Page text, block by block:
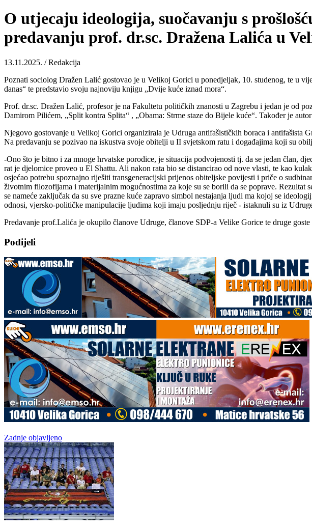
O utjecaju ideologija, suočavanju s
predavanju prof. dr.sc. Dražena Lalića u
13.11.2025. / Redakcija
Poznati sociolog Dražen Lalić gostovao je u Velikoj Gorici u ponedjeljak, 10. studenog, te u
danas“ te predstavio svoju najnoviju knjigu „Dvije kuće iznad mora“.
Prof. dr.sc. Dražen Lalić, profesor je na Fakultetu političkih znanosti u Zagrebu i jedan je od
Damirom Pilićem, „Split kontra Splita“ , „Obama: Strme staze do Bijele kuće“. Također je
Njegovo gostovanje u Velikoj Gorici organizirala je Udruga antifašističkih boraca i antifašista
Na predavanju se pozivao na iskustva svoje obitelji u II svjetskom ratu i događajima koji su
-Ono što je bitno i za mnoge hrvatske porodice, je situacija podvojenosti tj. da se jedan član,
rat je djelomice proveo u El Shattu. Ali nakon rata bio se distancirao od nove vlasti, te kao
osjećao potrebu spoznajno riješiti transgeneracijski prijenos obiteljske povijesti i priče o
životnim filozofijama i materijalnim mogućnostima za koje su se borili da se poprave.
se nameće zaključak da su sve prazne kuće zapravo simbol nestajanja ljudi ma kojoj se
odnosi, vjersko-političke manipulacije ljudima koji imaju posljednju riječ - istaknuli su iz
Predavanje prof.Lalića je okupilo članove Udruge, članove SDP-a Velike Gorice te druge
Podijeli
Zadnje objavljeno